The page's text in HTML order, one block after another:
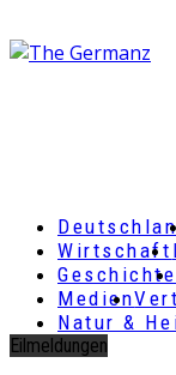
Wirtschaft
Geschichte
Medien
Natur &
Eilmeldungen